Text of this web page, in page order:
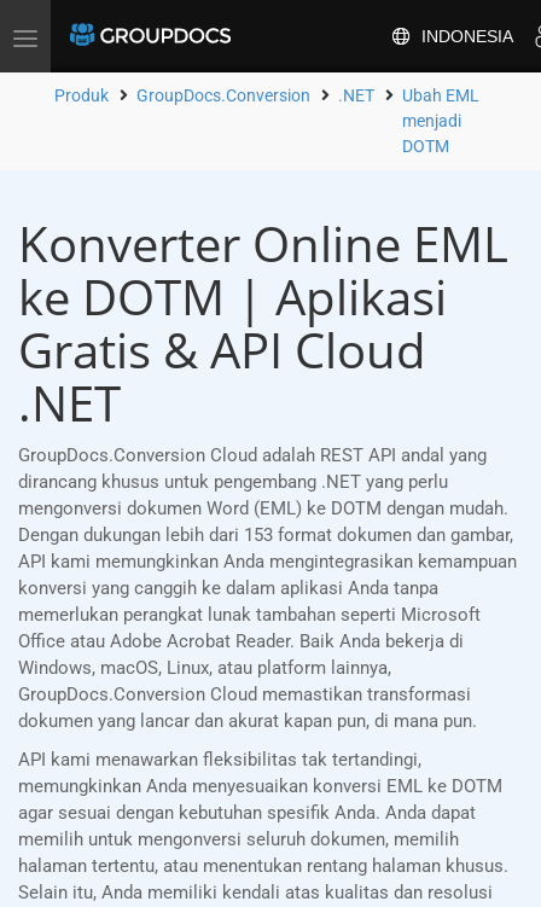
Alihkan
INDONESIA
Produk GroupDocs.Conversion .NET
Ubah EML
menjadi
DOTM
Konverter Online EML
ke DOTM | Aplikasi
Gratis & API Cloud
.NET
GroupDocs.Conversion Cloud adalah REST API andal yang
dirancang khusus untuk pengembang .NET yang perlu
mengonversi dokumen Word (EML) ke DOTM dengan mudah.
Dengan dukungan lebih dari 153 format dokumen dan gambar,
API kami memungkinkan Anda mengintegrasikan kemampuan
konversi yang canggih ke dalam aplikasi Anda tanpa
memerlukan perangkat lunak tambahan seperti Microsoft
Office atau Adobe Acrobat Reader. Baik Anda bekerja di
Windows, macOS, Linux, atau platform lainnya,
GroupDocs.Conversion Cloud memastikan transformasi
dokumen yang lancar dan akurat kapan pun, di mana pun.
API kami menawarkan fleksibilitas tak tertandingi,
memungkinkan Anda menyesuaikan konversi EML ke DOTM
agar sesuai dengan kebutuhan spesifik Anda. Anda dapat
memilih untuk mengonversi seluruh dokumen, memilih
halaman tertentu, atau menentukan rentang halaman khusus.
Selain itu, Anda memiliki kendali atas kualitas dan resolusi